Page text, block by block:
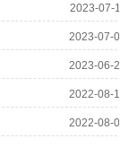
2023-07-11
2023-07-07
2023-06-24
2022-08-14
2022-08-04